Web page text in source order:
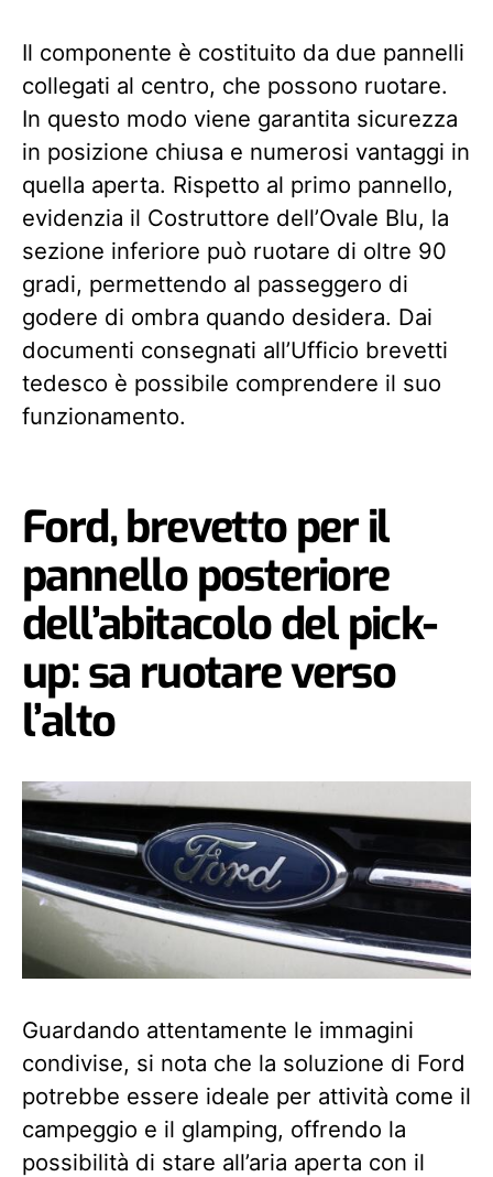
Il componente è costituito da due pannelli
collegati al centro, che possono ruotare.
In questo modo viene garantita sicurezza
in posizione chiusa e numerosi vantaggi in
quella aperta. Rispetto al primo pannello,
evidenzia il Costruttore dell’Ovale Blu, la
sezione inferiore può ruotare di oltre 90
gradi, permettendo al passeggero di
godere di ombra quando desidera. Dai
documenti consegnati all’Ufficio brevetti
tedesco è possibile comprendere il suo
funzionamento.
Ford, brevetto per il
pannello posteriore
dell’abitacolo del pick-
up: sa ruotare verso
l’alto
Guardando attentamente le immagini
condivise, si nota che la soluzione di Ford
potrebbe essere ideale per attività come il
campeggio e il glamping, offrendo la
possibilità di stare all’aria aperta con il